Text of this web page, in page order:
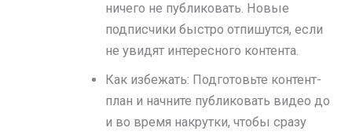
ничего не публиковать. Новые
подписчики быстро отпишутся, если
не увидят интересного контента.
Как избежать: Подготовьте контент-
план и начните публиковать видео до
и во время накрутки, чтобы сразу